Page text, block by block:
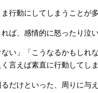
行動にしてしまうことが
ば、感情的に怒ったり泣
い」「こうなるかもし
言えば素直に行動してし
だけといった、周りに与